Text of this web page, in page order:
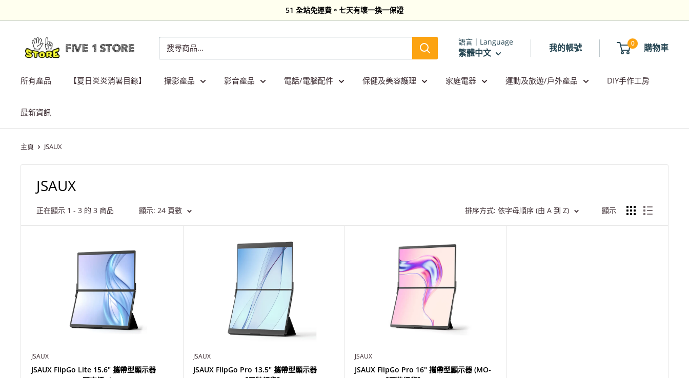
到
51 全站免運費。七天有壞一換一保證
Five
語言｜Language
繁體中文 我的帳號 0 購物車
所有產品 【夏日炎炎消暑目錄】 攝影產品 影音產品 電話/電腦配件 保健及美容護理 家庭電器 運動及旅遊/戶外產品 DIY手作工房
最新資訊
主頁 JSAUX
JSAUX
正在顯示 1 - 3 的 3 商品 顯示: 24 頁數 排序方式: 依字母順序 (由 A 到 Z) 顯示
JSAUX
JSAUX FlipGo Lite 15.6" 攜帶型顯示器
JSAUX
JSAUX FlipGo Pro 13.5" 攜帶型顯示器
JSAUX
JSAUX FlipGo Pro 16" 攜帶型顯示器 (MO-